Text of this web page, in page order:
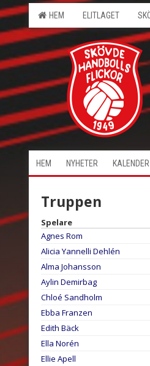
HEM ELITLAGET
HEM NYHETER KALENDER
Truppen
Spelare
Agnes Rom
Alicia Yannelli Dehlén
Alma Johansson
Aylin Demirbag
Chloé Sandholm
Ebba Franzen
Edith Bäck
Ella Norén
Ellie Apell